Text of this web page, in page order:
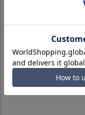
優しく降り積もる流れ星【ワンピース】 ¥20,900
冬ごもり 3【ベスト】 ¥16,9500（税込）